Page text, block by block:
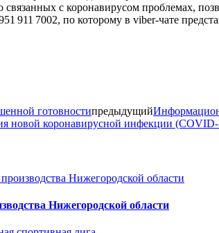
с коронавирусом проблемах,
911 7002, по которому в viber-чате
готовностипредыдущий
новой коронавирусной инфекции
Нижегородской области